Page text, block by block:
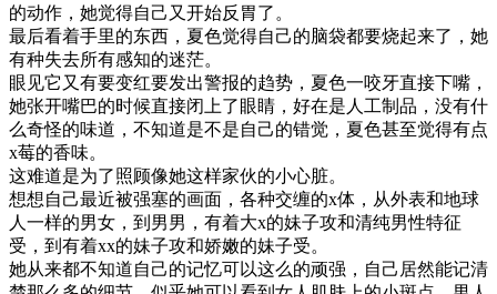
的动作，她觉得自己又开始反胃了。
最后看着手里的东西，夏色觉得自己的脑袋都要烧起来了，她
有种失去所有感知的迷茫。
眼见它又有要变红要发出警报的趋势，夏色一咬牙直接下嘴，
她张开嘴巴的时候直接闭上了眼睛，好在是人工制品，没有什
么奇怪的味道，不知道是不是自己的错觉，夏色甚至觉得有点
x莓的香味。
这难道是为了照顾像她这样家伙的小心脏。
想想自己最近被强塞的画面，各种交缠的x体，从外表和地球
人一样的男女，到男男，有着大x的妹子攻和清纯男性特征
受，到有着xx的妹子攻和娇嫩的妹子受。
她从来都不知道自己的记忆可以这么的顽强，自己居然能记清